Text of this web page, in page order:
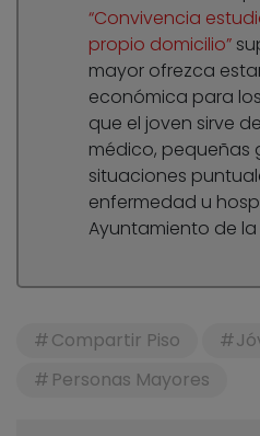
“Convivencia
propio domicilio”
mayor ofrezca
económica para
que el joven sirve
médico, pequeñas
situaciones
enfermedad u
Ayuntamiento de
Compartir Piso
Personas Mayores